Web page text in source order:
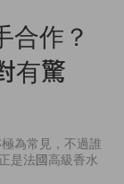
合作？
有驚
為常見，不過誰
是法國高級香水